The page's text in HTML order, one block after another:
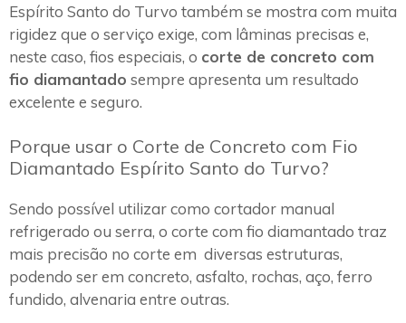
Espírito Santo do Turvo também se mostra com muita
rigidez que o serviço exige, com lâminas precisas e,
neste caso, fios especiais, o corte de concreto com
fio diamantado sempre apresenta um resultado
excelente e seguro.
Porque usar o Corte de Concreto com Fio
Diamantado Espírito Santo do Turvo?
Sendo possível utilizar como cortador manual
refrigerado ou serra, o corte com fio diamantado traz
mais precisão no corte em diversas estruturas,
podendo ser em concreto, asfalto, rochas, aço, ferro
fundido, alvenaria entre outras.